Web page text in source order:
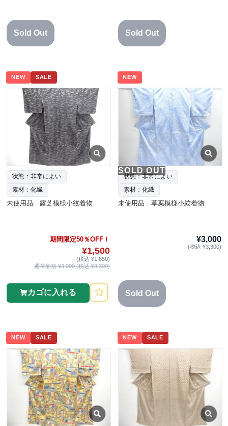
Sold Out Sold Out
NEW SALE
状態：非常によい
素材：化繊
未使用品 露芝模様小紋着物
期間限定50％OFF！
¥1,500
(税込 ¥1,650)
通常価格 ¥3,000 (税込 ¥3,300)
カゴに入れる
NEW
SOLD OUT
状態：非常によい
素材：化繊
未使用品 草葉模様小紋着物
¥3,000
(税込 ¥3,300)
Sold Out
NEW SALE NEW SALE